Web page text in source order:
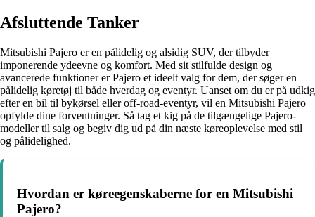
Afsluttende Tanker
Mitsubishi Pajero er en pålidelig og alsidig SUV, der tilbyder
imponerende ydeevne og komfort. Med sit stilfulde design og
avancerede funktioner er Pajero et ideelt valg for dem, der søger en
pålidelig køretøj til både hverdag og eventyr. Uanset om du er på udkig
efter en bil til bykørsel eller off-road-eventyr, vil en Mitsubishi Pajero
opfylde dine forventninger. Så tag et kig på de tilgængelige Pajero-
modeller til salg og begiv dig ud på din næste køreoplevelse med stil
og pålidelighed.
Hvordan er køreegenskaberne for en Mitsubishi
Pajero?